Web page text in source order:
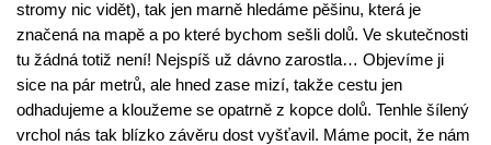
stromy nic vidět), tak jen marně hledáme pěšinu, která je
značená na mapě a po které bychom sešli dolů. Ve skutečnosti
tu žádná totiž není! Nejspíš už dávno zarostla… Objevíme ji
sice na pár metrů, ale hned zase mizí, takže cestu jen
odhadujeme a kloužeme se opatrně z kopce dolů. Tenhle šílený
vrchol nás tak blízko závěru dost vyšťavil. Máme pocit, že nám